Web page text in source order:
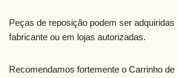
Peças de reposição podem ser
fabricante ou em lojas autorizadas.
Recomendamos fortemente o Carrinho